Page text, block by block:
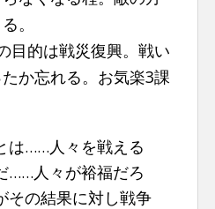
。
目的は戦災復興。戦い
か忘れる。お気楽3課
は……人々を戦える
……人々が裕福だろ
その結果に対し戦争